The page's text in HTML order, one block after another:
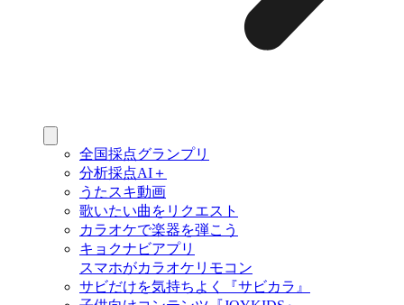
全国採点グランプリ
分析採点AI＋
うたスキ動画
歌いたい曲をリクエスト
カラオケで楽器を弾こう
キョクナビアプリ
スマホがカラオケリモコン
サビだけを気持ちよく『サビカラ』